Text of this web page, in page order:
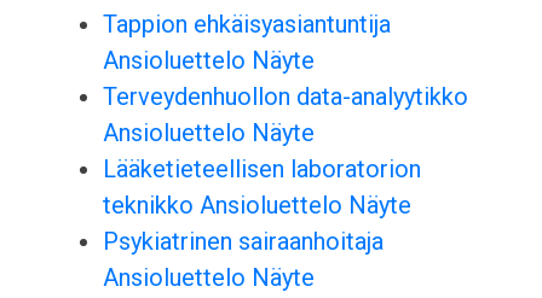
Tappion ehkäisyasiantuntija
Ansioluettelo Näyte
Terveydenhuollon data-analyytikko
Ansioluettelo Näyte
Lääketieteellisen laboratorion
teknikko Ansioluettelo Näyte
Psykiatrinen sairaanhoitaja
Ansioluettelo Näyte